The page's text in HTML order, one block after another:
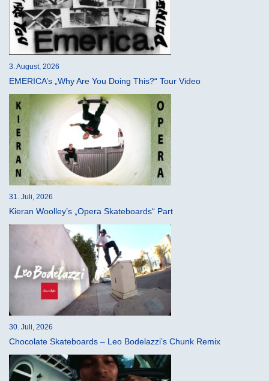
3. August, 2026
EMERICA’s „Why Are You Doing This?“ Tour Video
31. Juli, 2026
Kieran Woolley’s „Opera Skateboards“ Part
30. Juli, 2026
Chocolate Skateboards – Leo Bodelazzi’s Chunk Remix